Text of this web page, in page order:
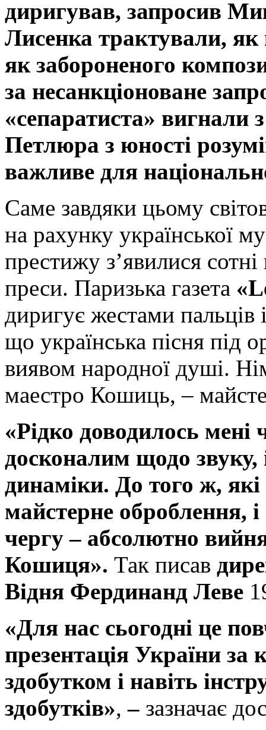
диригував, запросив
Лисенка трактували, як
як забороненого
за несанкціоноване
«сепаратиста» вигнали
Петлюра з юності
важливе для
Саме завдяки цьому
на рахунку української
престижу з’явилися сотні
преси. Паризька газета «
диригує жестами
що українська пісня під
виявом народної душі.
маестро Кошиць, –
«Рідко доводилось мені
досконалим щодо звуку,
динаміки. До того ж, які
майстерне оброблення,
чергу – абсолютно
Кошиця». Так писав
Відня Фердинанд Леве
«Для нас сьогодні це
презентація України
здобутком і навіть
здобутків»,– зазначає